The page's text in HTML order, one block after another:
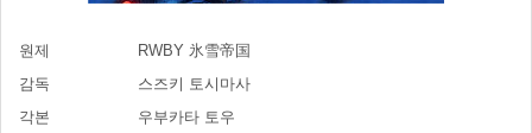
원제
RWBY 氷雪帝国
감독
스즈키 토시마사
각본
우부카타 토우